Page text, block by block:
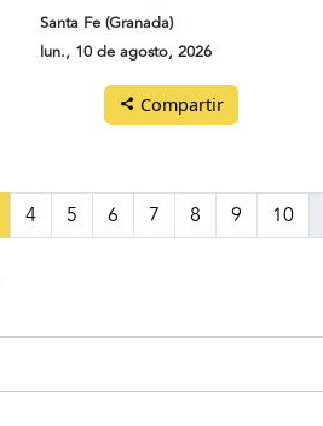
Santa Fe (Granada)
lun., 10 de agosto, 2026
Compartir
4 5 6 7 8 9 10